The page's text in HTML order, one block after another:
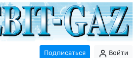
Подписаться Войти